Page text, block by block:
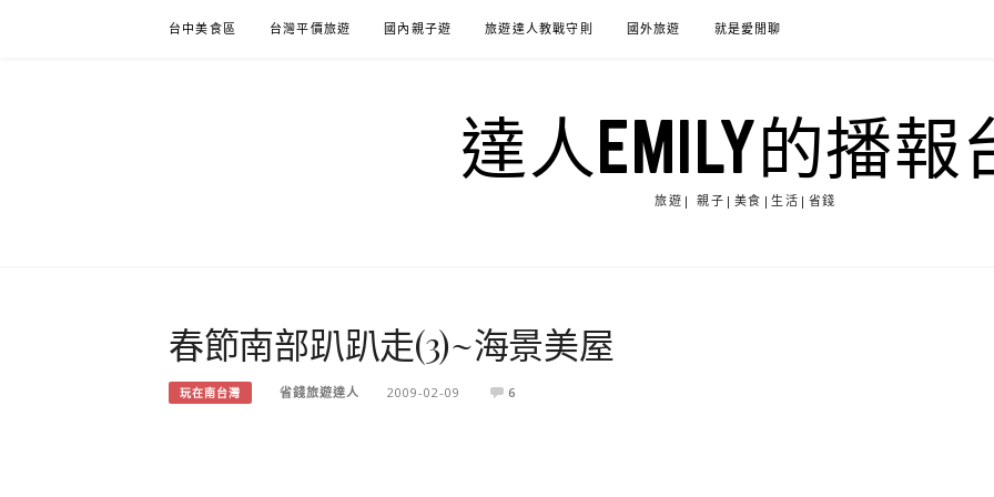
台中美食區 台灣平價旅遊 國內親子遊 旅遊達人教戰守則 國外旅遊 就是愛閒聊
達人EMILY的播報
旅遊| 親子|美食|生活|省錢
春節南部趴趴走(3)~海景美屋
玩在南台灣 省錢旅遊達人 2009-02-09 6